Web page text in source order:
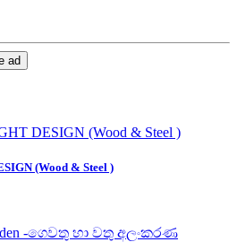
ad
(Wood & Steel )
-ගෙවතු හා වතු අලංකරණ